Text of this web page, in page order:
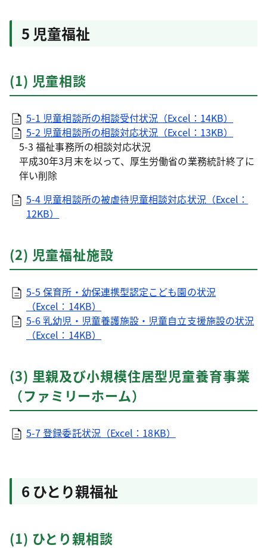
5 児童福祉
(1) 児童相談
5-1 児童相談所の相談受付状況（Excel：14KB）
5-2 児童相談所の相談対応状況（Excel：13KB）
5-3 福祉事務所の相談対応状況
平成30年3月末を以って、厚生労働省の業務統計終了に
伴い削除
5-4 児童相談所の被虐待児童相談対応状況（Excel：
12KB）
(2) 児童福祉施設
5-5 保育所・幼保連携型認定こども園の状況
（Excel：14KB）
5-6 乳幼児・児童養護施設・児童自立支援施設の状況
（Excel：14KB）
(3) 里親及び小規模住居型児童養育事業
（ファミリーホーム）
5-7 登録委託状況（Excel：18KB）
6 ひとり親福祉
(1) ひとり親相談